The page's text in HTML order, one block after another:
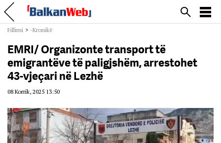
Fillimi > -Kronikë
EMRI/ Organizonte transport të
emigrantëve të paligjshëm, arrestohet
43-vjeçari në Lezhë
08 Korrik, 2025 13:50